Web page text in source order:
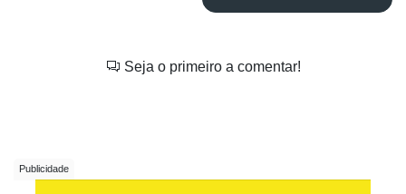
Seja o primeiro a comentar!